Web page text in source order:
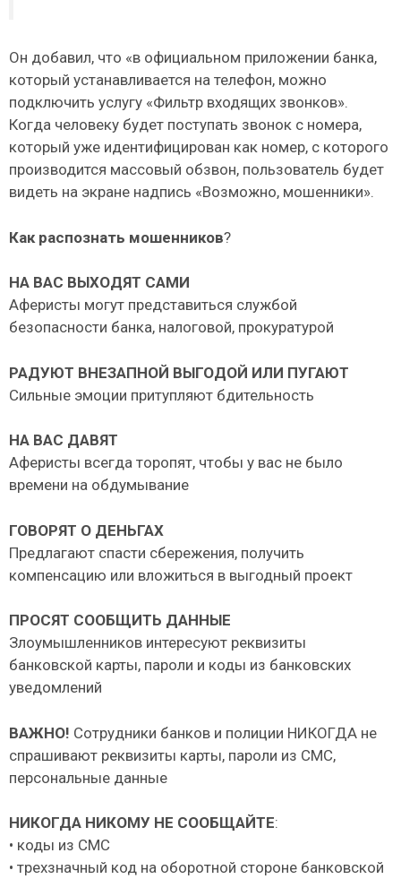
Он добавил, что «в официальном приложении банка,
который устанавливается на телефон, можно
подключить услугу «Фильтр входящих звонков».
Когда человеку будет поступать звонок с номера,
который уже идентифицирован как номер, с которого
производится массовый обзвон, пользователь будет
видеть на экране надпись «Возможно, мошенники».
Как распознать мошенников?
НА ВАС ВЫХОДЯТ САМИ
Аферисты могут представиться службой
безопасности банка, налоговой, прокуратурой
РАДУЮТ ВНЕЗАПНОЙ ВЫГОДОЙ ИЛИ ПУГАЮТ
Сильные эмоции притупляют бдительность
НА ВАС ДАВЯТ
Аферисты всегда торопят, чтобы у вас не было
времени на обдумывание
ГОВОРЯТ О ДЕНЬГАХ
Предлагают спасти сбережения, получить
компенсацию или вложиться в выгодный проект
ПРОСЯТ СООБЩИТЬ ДАННЫЕ
Злоумышленников интересуют реквизиты
банковской карты, пароли и коды из банковских
уведомлений
ВАЖНО! Сотрудники банков и полиции НИКОГДА не
спрашивают реквизиты карты, пароли из СМС,
персональные данные
НИКОГДА НИКОМУ НЕ СООБЩАЙТЕ:
• коды из СМС
• трехзначный код на оборотной стороне банковской